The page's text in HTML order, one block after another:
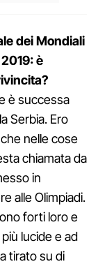
dei Mondiali
è
è successa
Serbia. Ero
nelle cose
chiamata da
in
alle Olimpiadi.
forti loro e
lucide e ad
tirato su di